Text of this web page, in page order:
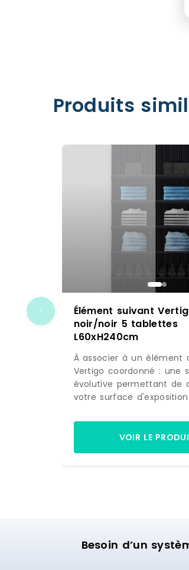
Produits
Élément suivant
noir/noir 5 tablettes
L60xH240cm
À associer à un élément
Vertigo coordonné : une
évolutive permettant de
votre surface
initiale : pour une pose
astucieuseDesign
donne beaucoup de
souhaitez maximiser son
visuel, ne cherchez pas
découvrez cet élément
VOIR LE
Besoin d’un